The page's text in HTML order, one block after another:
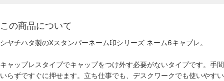
この商品について
シヤチハタ製のXスタンパーネーム印シリーズ ネーム6キャプレ。
キャップレスタイプでキャップをつけ外す必要がないタイプです。手間
いらずですぐに押せます。立ち仕事でも、デスクワークでも使いやすい